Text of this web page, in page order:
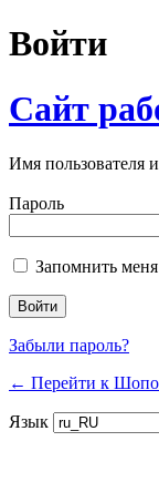
Войти
Сайт
Имя пользователя
Пароль
Запомнить меня
Забыли пароль?
← Перейти к
Язык